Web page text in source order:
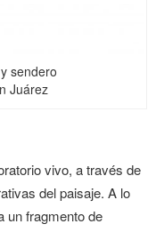
sendero
Juárez
vivo, a través de
del paisaje. A lo
un fragmento de